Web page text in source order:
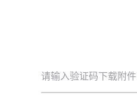
请输入验证码下载附件